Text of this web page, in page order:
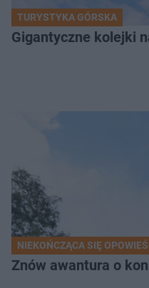
TURYSTYKA GÓRSKA
Gigantyczne kolejki
NIEKOŃCZĄCA SIĘ
Znów awantura o